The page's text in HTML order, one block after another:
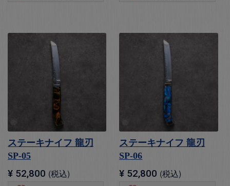
ステーキナイフ 龍刃
SP-05
¥ 52,800 税込
ステーキナイフ 龍刃
SP-06
¥ 52,800 税込